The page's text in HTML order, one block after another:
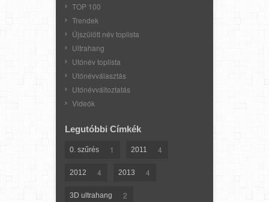
TOP 100
Trendek
Újszülött név toplista
Ultrahang
Utónév toplista
Utónévválasztás
Utónévváltoztatás
Videók
Legutóbbi Címkék
0. szűrés 1 2011 4
2012 4 2013 4
3D ultrahang 2